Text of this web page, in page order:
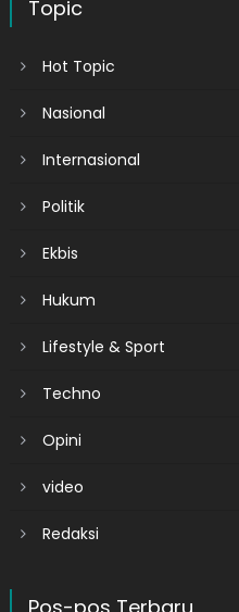
Topic
Hot Topic
Nasional
Internasional
Politik
Ekbis
Hukum
Lifestyle & Sport
Techno
Opini
video
Redaksi